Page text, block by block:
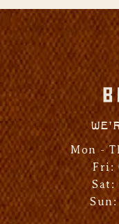
Mon -
Fri:
Sat: